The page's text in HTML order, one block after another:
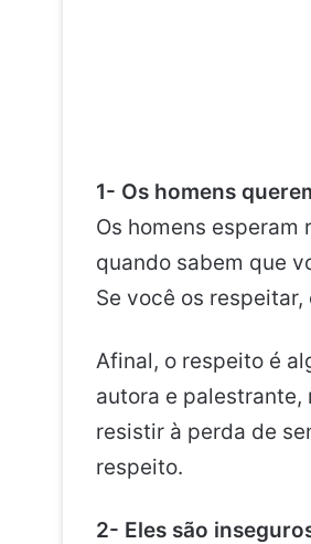
1- Os homens
Os homens
quando sabem que
Se você os
Afinal, o respeito é
autora e palestrante,
resistir à perda de
respeito.
2- Eles são